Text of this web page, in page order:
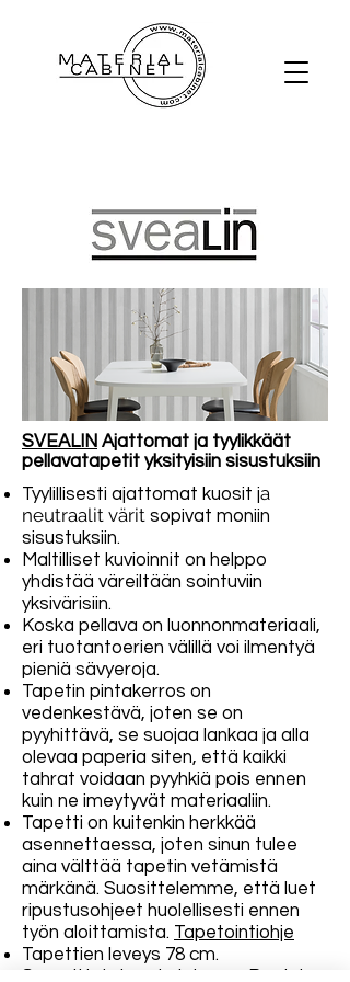
SVEALIN Ajattomat ja tyylikkäät
pellavatapetit yksityisiin sisustuksiin
Tyylillisesti ajattomat kuosit ja
neutraalit värit sopivat moniin
sisustuksiin.
Maltilliset kuvioinnit on helppo
yhdistää väreiltään sointuviin
yksivärisiin.
Koska pellava on luonnonmateriaali,
eri tuotantoerien välillä voi ilmentyä
pieniä sävyeroja.
Tapetin pintakerros on
vedenkestävä, joten se on
pyyhittävä, se suojaa lankaa ja alla
olevaa paperia siten, että kaikki
tahrat voidaan pyyhkiä pois ennen
kuin ne imeytyvät materiaaliin.
Tapetti on kuitenkin herkkää
asennettaessa, joten sinun tulee
aina välttää tapetin vetämistä
märkänä. Suosittelemme, että luet
ripustusohjeet huolellisesti ennen
työn aloittamista. Tapetointiohje
Tapettien leveys 78 cm.
Suunnittelu ja valmistus on Ruotsin